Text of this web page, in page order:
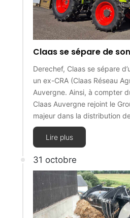
Claas se sépare de
Derechef, Claas se sépare
un ex-CRA (Claas Réseau
Auvergne. Ainsi, à compter
Claas Auvergne rejoint le
majeur dans la distribution
Lire plus
31 octobre